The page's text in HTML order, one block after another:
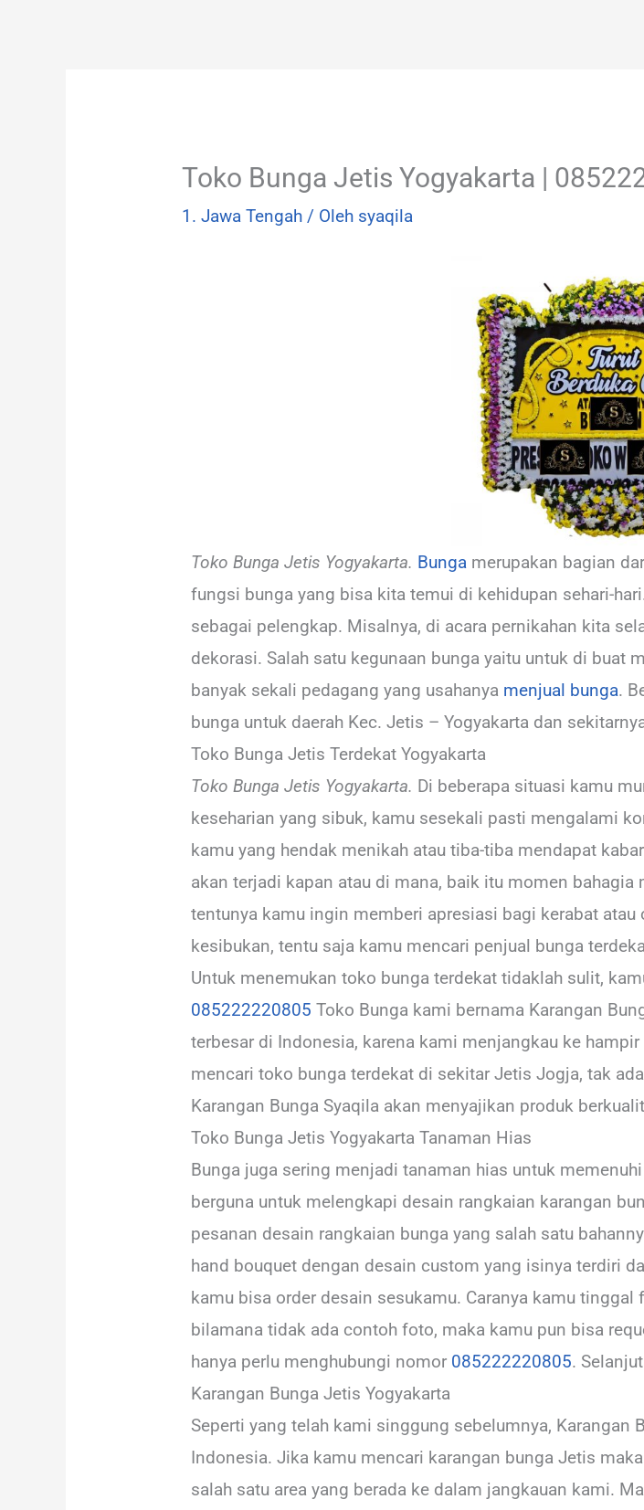
Toko Bunga Jetis Yogyakarta |
1. Jawa Tengah/ Oleh syaqila
Toko Bunga Jetis Yogyakarta. Bunga merupakan bagian
fungsi bunga yang bisa kita temui di kehidupan sehari-
sebagai pelengkap. Misalnya, di acara pernikahan kita
dekorasi. Salah satu kegunaan bunga yaitu untuk di buat
banyak sekali pedagang yang usahanya menjual bunga.
bunga untuk daerah Kec. Jetis – Yogyakarta dan
Toko Bunga Jetis Terdekat Yogyakarta
Toko Bunga Jetis Yogyakarta. Di beberapa situasi kamu
keseharian yang sibuk, kamu sesekali pasti mengalami
kamu yang hendak menikah atau tiba-tiba mendapat
akan terjadi kapan atau di mana, baik itu momen
tentunya kamu ingin memberi apresiasi bagi kerabat
kesibukan, tentu saja kamu mencari penjual bunga
Untuk menemukan toko bunga terdekat tidaklah sulit,
085222220805 Toko Bunga kami bernama Karangan
terbesar di Indonesia, karena kami menjangkau ke
mencari toko bunga terdekat di sekitar Jetis Jogja, tak
Karangan Bunga Syaqila akan menyajikan produk
Toko Bunga Jetis Yogyakarta Tanaman Hias
Bunga juga sering menjadi tanaman hias untuk
berguna untuk melengkapi desain rangkaian karangan
pesanan desain rangkaian bunga yang salah satu
hand bouquet dengan desain custom yang isinya terdiri
kamu bisa order desain sesukamu. Caranya kamu
bilamana tidak ada contoh foto, maka kamu pun bisa
hanya perlu menghubungi nomor 085222220805.
Karangan Bunga Jetis Yogyakarta
Seperti yang telah kami singgung sebelumnya, Karangan
Indonesia. Jika kamu mencari karangan bunga Jetis
salah satu area yang berada ke dalam jangkauan kami.